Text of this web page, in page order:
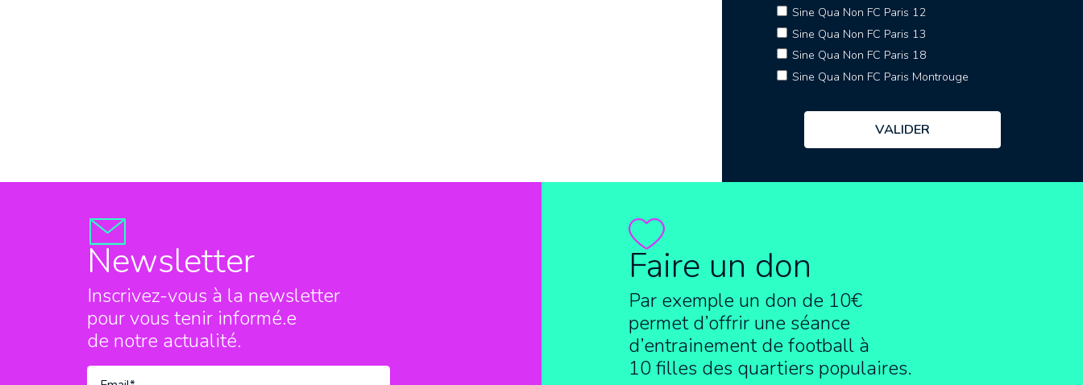
Sine Qua Non FC Paris 12
Sine Qua Non FC Paris 13
Sine Qua Non FC Paris 18
Sine Qua Non FC Paris Montrouge
Newsletter
Inscrivez-vous à la newsletter
pour vous tenir informé.e
de notre actualité.
Faire un don
Par exemple un don de 10€
permet d’offrir une séance
d’entrainement de football à
10 filles des quartiers populaires.